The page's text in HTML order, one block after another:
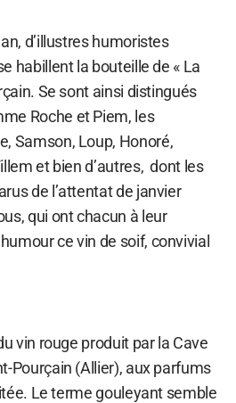
d’illustres humoristes
habillent la bouteille de « La
Se sont ainsi distingués
Roche et Piem, les
Samson, Loup, Honoré,
et bien d’autres, dont les
de l’attentat de janvier
qui ont chacun à leur
ce vin de soif, convivial
vin rouge produit par la Cave
Pourçain (Allier), aux parfums
Le terme gouleyant semble